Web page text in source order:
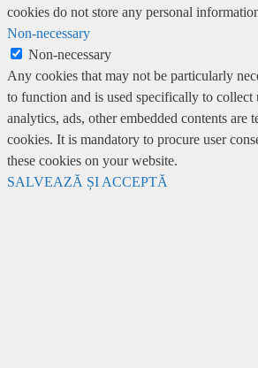
cookies do not store any personal
Non-necessary
Non-necessary
Any cookies that may not be particularly
to function and is used specifically to collect
analytics, ads, other embedded contents are
cookies. It is mandatory to procure user
these cookies on your website.
SALVEAZĂ ȘI ACCEPTĂ